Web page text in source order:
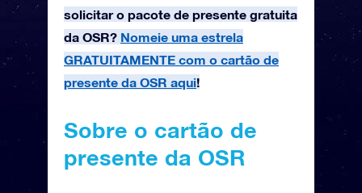
solicitar o pacote de presente gratuita
da OSR? Nomeie uma estrela
GRATUITAMENTE com o cartão de
presente da OSR aqui!
Sobre o cartão de
presente da OSR